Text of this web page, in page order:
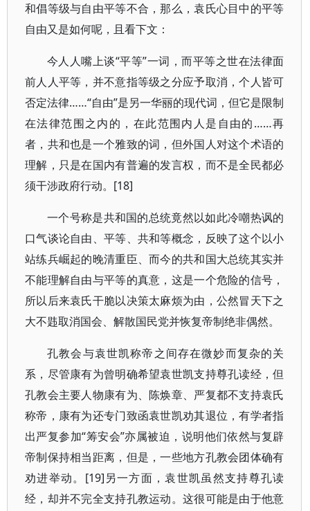
和倡等级与自由平等不合，那么，袁氏心目中的平等
自由又是如何呢，且看下文：
今人人嘴上谈“平等”一词，而平等之世在法律面
前人人平等，并不意指等级之分应予取消，个人皆可
否定法律……“自由”是另一华丽的现代词，但它是限制
在法律范围之内的，在此范围内人是自由的……再
者，共和也是一个雅致的词，但外国人对这个术语的
理解，只是在国内有普遍的发言权，而不是全民都必
须干涉政府行动。[18]
一个号称是共和国的总统竟然以如此冷嘲热讽的
口气谈论自由、平等、共和等概念，反映了这个以小
站练兵崛起的晚清重臣、而今的共和国大总统其实并
不能理解自由与平等的真意，这是一个危险的信号，
所以后来袁氏干脆以决策太麻烦为由，公然冒天下之
大不韪取消国会、解散国民党并恢复帝制绝非偶然。
孔教会与袁世凯称帝之间存在微妙而复杂的关
系，尽管康有为曾明确希望袁世凯支持尊孔读经，但
孔教会主要人物康有为、陈焕章、严复都不支持袁氏
称帝，康有为还专门致函袁世凯劝其退位，有学者指
出严复参加“筹安会”亦属被迫，说明他们依然与复辟
帝制保持相当距离，但是，一些地方孔教会团体确有
劝进举动。[19]另一方面，袁世凯虽然支持尊孔读
经，却并不完全支持孔教运动。这很可能是由于他意